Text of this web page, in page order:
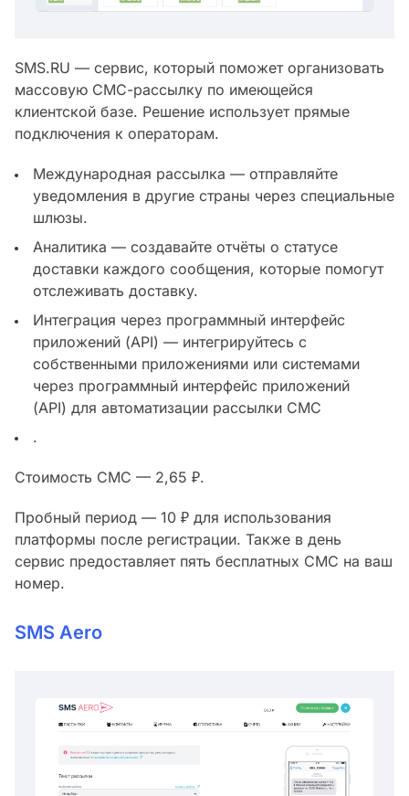
SMS.RU — сервис, который поможет организовать
массовую СМС-рассылку по имеющейся
клиентской базе. Решение использует прямые
подключения к операторам.
Международная рассылка — отправляйте
уведомления в другие страны через специальные
шлюзы.
Аналитика — создавайте отчёты о статусе
доставки каждого сообщения, которые помогут
отслеживать доставку.
Интеграция через программный интерфейс
приложений (API) — интегрируйтесь с
собственными приложениями или системами
через программный интерфейс приложений
(API) для автоматизации рассылки СМС
.
Стоимость СМС — 2,65 ₽.
Пробный период — 10 ₽ для использования
платформы после регистрации. Также в день
сервис предоставляет пять бесплатных СМС на ваш
номер.
SMS Aero